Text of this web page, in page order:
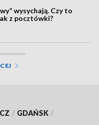
wysychają. Czy to
z pocztówki?
/ GDAŃSK /